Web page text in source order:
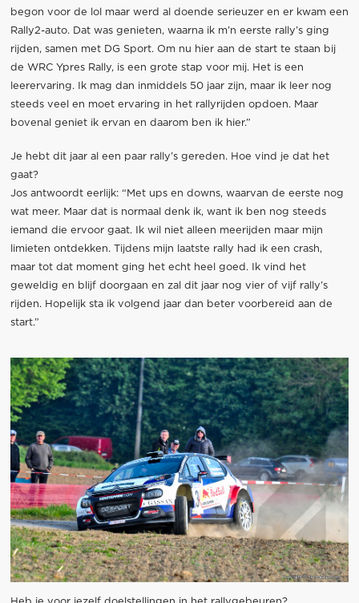
begon voor de lol maar werd al doende serieuzer en er kwam een
Rally2-auto. Dat was genieten, waarna ik m’n eerste rally’s ging
rijden, samen met DG Sport. Om nu hier aan de start te staan bij
de WRC Ypres Rally, is een grote stap voor mij. Het is een
leerervaring. Ik mag dan inmiddels 50 jaar zijn, maar ik leer nog
steeds veel en moet ervaring in het rallyrijden opdoen. Maar
bovenal geniet ik ervan en daarom ben ik hier.”
Je hebt dit jaar al een paar rally’s gereden. Hoe vind je dat het
gaat?
Jos antwoordt eerlijk: “Met ups en downs, waarvan de eerste nog
wat meer. Maar dat is normaal denk ik, want ik ben nog steeds
iemand die ervoor gaat. Ik wil niet alleen meerijden maar mijn
limieten ontdekken. Tijdens mijn laatste rally had ik een crash,
maar tot dat moment ging het echt heel goed. Ik vind het
geweldig en blijf doorgaan en zal dit jaar nog vier of vijf rally’s
rijden. Hopelijk sta ik volgend jaar dan beter voorbereid aan de
start.”